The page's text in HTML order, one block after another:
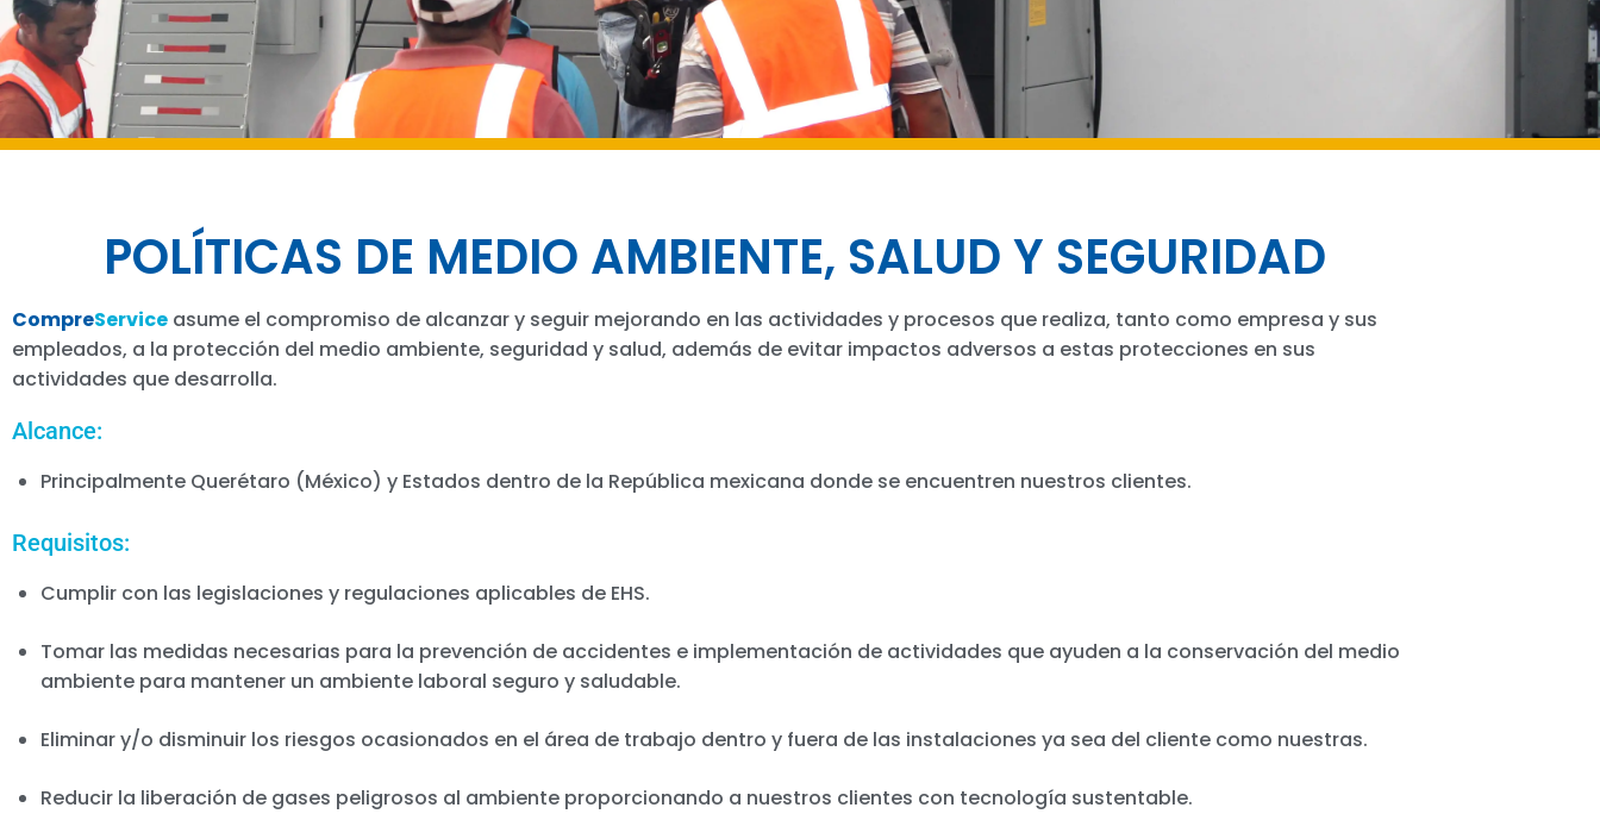
POLÍTICAS DE MEDIO AMBIENTE, SALUD Y SEGURIDAD
CompreService asume el compromiso de alcanzar y seguir mejorando en las actividades y procesos que realiza, tanto como empresa y sus
empleados, a la protección del medio ambiente, seguridad y salud, además de evitar impactos adversos a estas protecciones en sus
actividades que desarrolla.
Alcance:
Principalmente Querétaro (México) y Estados dentro de la República mexicana donde se encuentren nuestros clientes.
Requisitos:
Cumplir con las legislaciones y regulaciones aplicables de EHS.
Tomar las medidas necesarias para la prevención de accidentes e implementación de actividades que ayuden a la conservación del medio
ambiente para mantener un ambiente laboral seguro y saludable.
Eliminar y/o disminuir los riesgos ocasionados en el área de trabajo dentro y fuera de las instalaciones ya sea del cliente como nuestras.
Reducir la liberación de gases peligrosos al ambiente proporcionando a nuestros clientes con tecnología sustentable.